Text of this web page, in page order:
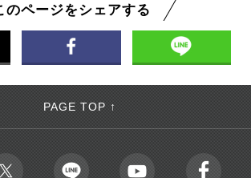
のページをシェアする
PAGE TOP ↑